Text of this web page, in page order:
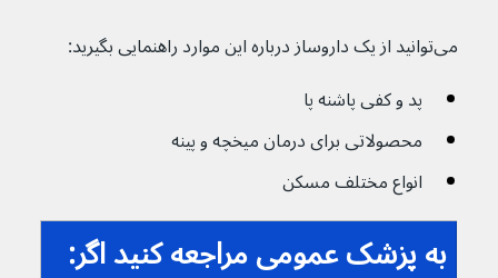
می‌‌توانید از یک داروساز درباره این موارد راهنمایی بگیرید:
پد و کفی پاشنه پا
محصولاتی برای درمان میخچه و پینه
انواع مختلف مسکن
به پزشک عمومی مراجعه کنید اگر: